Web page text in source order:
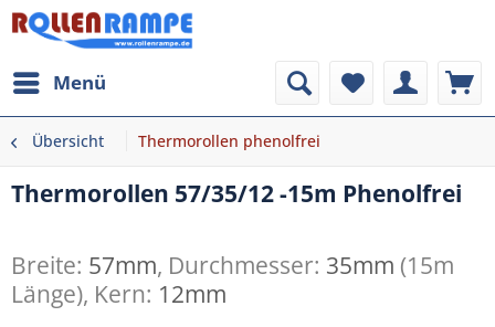
Menü
Übersicht Thermorollen phenolfrei
Thermorollen 57/35/12 -15m Phenolfrei
Breite: 57mm, Durchmesser: 35mm (15m
Länge), Kern: 12mm